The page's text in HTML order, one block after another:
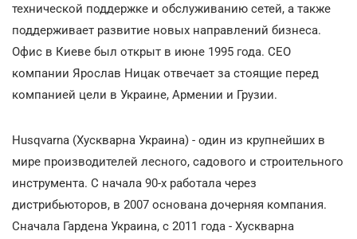
технической поддержке и обслуживанию сетей, а также
поддерживает развитие новых направлений бизнеса.
Офис в Киеве был открыт в июне 1995 года. СEO
компании Ярослав Ницак отвечает за стоящие перед
компанией цели в Украине, Армении и Грузии.
Husqvarna (Хускварна Украина) - один из крупнейших в
мире производителей лесного, садового и строительного
инструмента. С начала 90-х работала через
дистрибьюторов, в 2007 основана дочерняя компания.
Сначала Гардена Украина, с 2011 года - Хускварна